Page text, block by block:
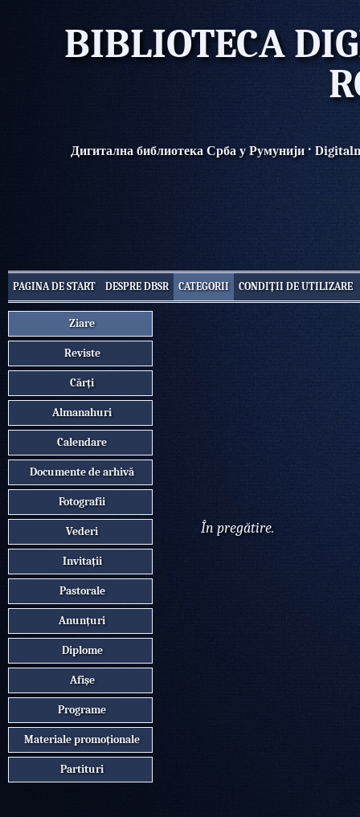
BIBLIOTECA
Дигитална библиотека Срба у Румунији·
PAGINA DE START DESPRE DBSR CATEGORII CONDIȚII DE UTILIZARE
Ziare
Reviste
Cărți
Almanahuri
Calendare
Documente de arhivă
Fotografii
Vederi
Invitații
Pastorale
Anunțuri
Diplome
Afișe
Programe
Materiale promoționale
Partituri
În pregătire.